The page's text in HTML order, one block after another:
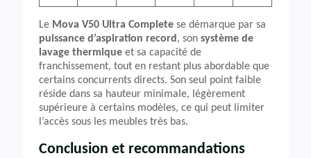
Le Mova V50 Ultra Complete se démarque par sa
puissance d’aspiration record , son système de
lavage thermique et sa capacité de
franchissement, tout en restant plus abordable que
certains concurrents directs. Son seul point faible
réside dans sa hauteur minimale, légèrement
supérieure à certains modèles, ce qui peut limiter
l’accès sous les meubles très bas.
Conclusion et recommandations